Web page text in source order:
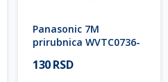
Panasonic 7M
prirubnica WVTC0736-
130 RSD